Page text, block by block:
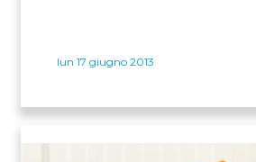
lun 17 giugno 2013